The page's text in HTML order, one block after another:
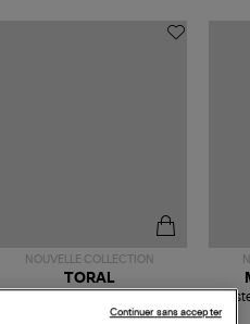
NOUVELLE COLLECTION
189,00 €
TORAL
MousseContinuer sans accepter